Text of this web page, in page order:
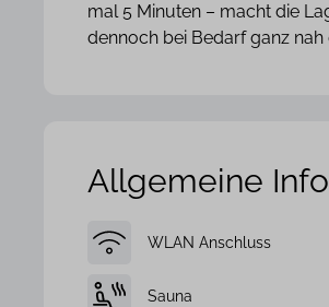
mal 5 Minuten – macht die
dennoch bei Bedarf ganz
Allgemeine Info
WLAN Anschluss
Sauna